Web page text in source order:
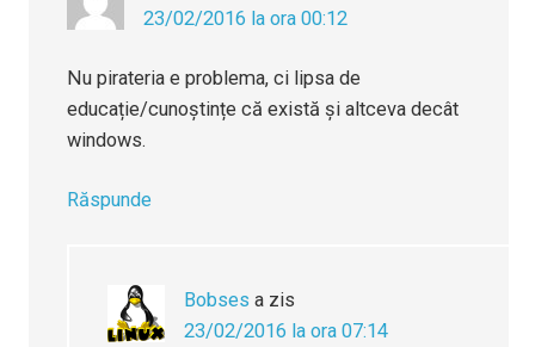
23/02/2016 la ora 00:12
Nu pirateria e problema, ci lipsa de
educație/cunoștințe că există și altceva decât
windows.
Răspunde
Bobses a zis
23/02/2016 la ora 07:14